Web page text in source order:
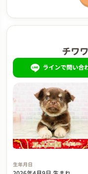
チワ
ラインで問い合
生年月日